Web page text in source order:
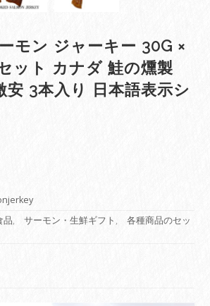
モン ジャーキー 30G ×
ット カナダ 鮭の燻製
安 3本入り 日本語表示シ
品, サーモン・生鮮ギフト ,
各種商品のセッ